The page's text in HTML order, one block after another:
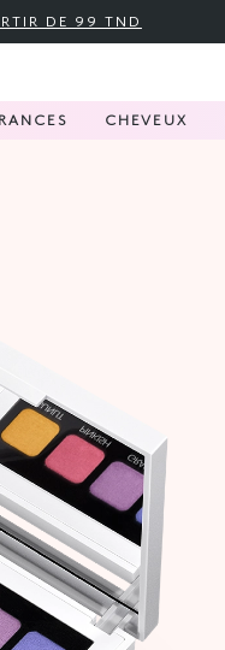
DE 99 TND
CHEVEUX